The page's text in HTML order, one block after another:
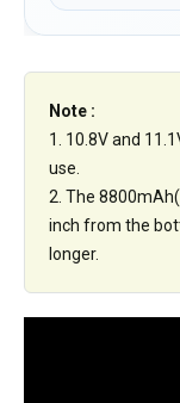
Note :
1. 10.8V and
use.
2. The
inch from the
longer.